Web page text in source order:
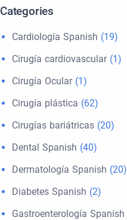
Categories
Cardiología Spanish (19)
Cirugía cardiovascular(1)
Cirugía Ocular(1)
Cirugía plástica (62)
Cirugías bariátricas (20)
Dental Spanish (40)
Dermatología Spanish (20)
Diabetes Spanish (2)
Gastroenterología Spanish